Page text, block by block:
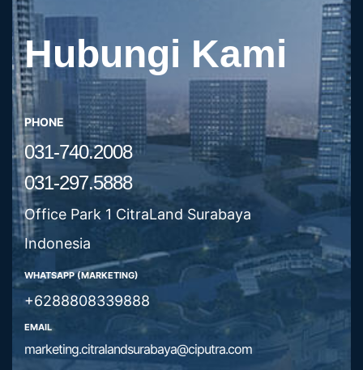
Hubungi Kami
PHONE
031-740.2008
031-297.5888
Office Park 1 CitraLand Surabaya
Indonesia
WHATSAPP (MARKETING)
+6288808339888
EMAIL
marketing.citralandsurabaya@ciputra.com